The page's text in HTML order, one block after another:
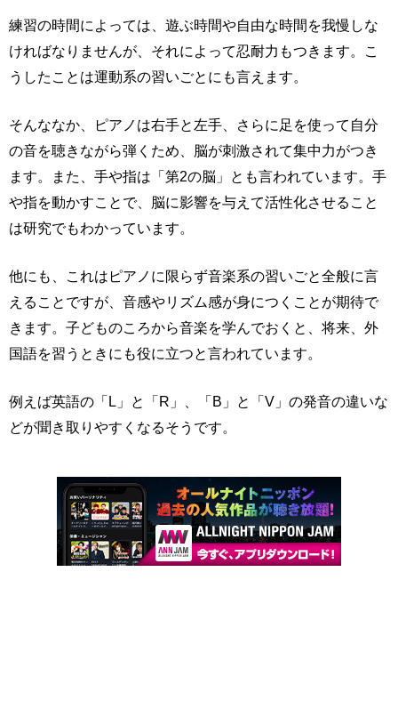
練習の時間によっては、遊ぶ時間や自由な時間を我慢しな
ければなりませんが、それによって忍耐力もつきます。こ
うしたことは運動系の習いごとにも言えます。
そんななか、ピアノは右手と左手、さらに足を使って自分
の音を聴きながら弾くため、脳が刺激されて集中力がつき
ます。また、手や指は「第2の脳」とも言われています。手
や指を動かすことで、脳に影響を与えて活性化させること
は研究でもわかっています。
他にも、これはピアノに限らず音楽系の習いごと全般に言
えることですが、音感やリズム感が身につくことが期待で
きます。子どものころから音楽を学んでおくと、将来、外
国語を習うときにも役に立つと言われています。
例えば英語の「L」と「R」、「B」と「V」の発音の違いな
どが聞き取りやすくなるそうです。